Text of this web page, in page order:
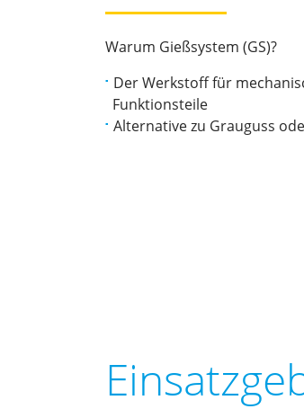
Warum Gießsystem (GS)?
Der Werkstoff für
Funktionsteile
Alternative zu Grauguss